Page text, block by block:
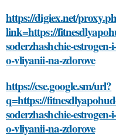
https://digiex.net/
link=https://
soderzhashchie-
o-vliyanii-na-zdorove
https://cse.google.sm/url?
q=https://
soderzhashchie-
o-vliyanii-na-zdorove